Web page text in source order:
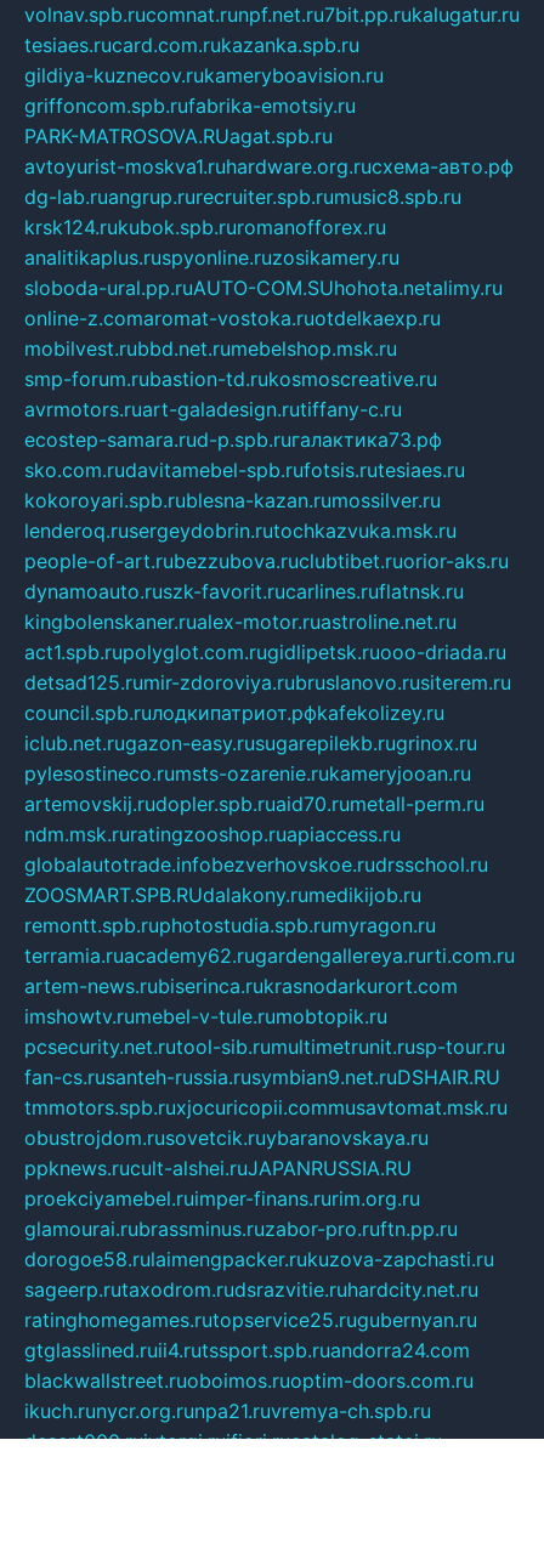
volnav.spb.rucomnat.runpf.net.ru7bit.pp.rukalugatur.ru
tesiaes.rucard.com.rukazanka.spb.ru
gildiya-kuznecov.rukameryboavision.ru
griffoncom.spb.rufabrika-emotsiy.ru
PARK-MATROSOVA.RUagat.spb.ru
avtoyurist-moskva1.ruhardware.org.ruсхема-авто.рф
dg-lab.ruangrup.rurecruiter.spb.rumusic8.spb.ru
krsk124.rukubok.spb.ruromanofforex.ru
analitikaplus.ruspyonline.ruzosikamery.ru
sloboda-ural.pp.ruAUTO-COM.SUhohota.netalimy.ru
online-z.comaromat-vostoka.ruotdelkaexp.ru
mobilvest.rubbd.net.rumebelshop.msk.ru
smp-forum.rubastion-td.rukosmoscreative.ru
avrmotors.ruart-galadesign.rutiffany-c.ru
ecostep-samara.rud-p.spb.ruгалактика73.рф
sko.com.rudavitamebel-spb.rufotsis.rutesiaes.ru
kokoroyari.spb.rublesna-kazan.rumossilver.ru
lenderoq.rusergeydobrin.rutochkazvuka.msk.ru
people-of-art.rubezzubova.ruclubtibet.ruorior-aks.ru
dynamoauto.ruszk-favorit.rucarlines.ruflatnsk.ru
kingbolenskaner.rualex-motor.ruastroline.net.ru
act1.spb.rupolyglot.com.rugidlipetsk.ruooo-driada.ru
detsad125.rumir-zdoroviya.rubruslanovo.rusiterem.ru
council.spb.ruлодкипатриот.рфkafekolizey.ru
iclub.net.rugazon-easy.rusugarepilekb.rugrinox.ru
pylesostineco.rumsts-ozarenie.rukameryjooan.ru
artemovskij.rudopler.spb.ruaid70.rumetall-perm.ru
ndm.msk.ruratingzooshop.ruapiaccess.ru
globalautotrade.infobezverhovskoe.rudrsschool.ru
ZOOSMART.SPB.RUdalakony.rumedikijob.ru
remontt.spb.ruphotostudia.spb.rumyragon.ru
terramia.ruacademy62.rugardengallereya.rurti.com.ru
artem-news.rubiserinca.rukrasnodarkurort.com
imshowtv.rumebel-v-tule.rumobtopik.ru
pcsecurity.net.rutool-sib.rumultimetrunit.rusp-tour.ru
fan-cs.rusanteh-russia.rusymbian9.net.ruDSHAIR.RU
tmmotors.spb.ruxjocuricopii.commusavtomat.msk.ru
obustrojdom.rusovetcik.ruybaranovskaya.ru
ppknews.rucult-alshei.ruJAPANRUSSIA.RU
proekciyamebel.ruimper-finans.rurim.org.ru
glamourai.rubrassminus.ruzabor-pro.ruftn.pp.ru
dorogoe58.rulaimengpacker.rukuzova-zapchasti.ru
sageerp.rutaxodrom.rudsrazvitie.ruhardcity.net.ru
ratinghomegames.rutopservice25.rugubernyan.ru
gtglasslined.ruii4.rutssport.spb.ruandorra24.com
blackwallstreet.ruoboimos.ruoptim-doors.com.ru
ikuch.runycr.org.runpa21.ruvremya-ch.spb.ru
desert000.ruivtorgi.ruifiori.rucatalog-statei.ru